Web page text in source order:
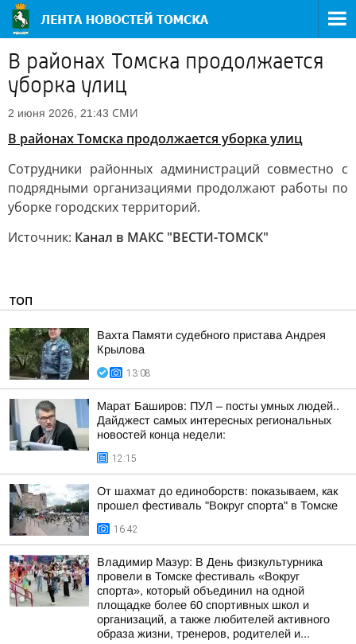
В районах Томска продолжается
уборка улиц
2 июня 2026, 21:43 СМИ
В районах Томска продолжается уборка улиц
Сотрудники районных администраций совместно с
подрядными организациями продолжают работы по
уборке городских территорий.
Источник: Канал в МАКС "ВЕСТИ-ТОМСК"
ТОП
Вахта Памяти судебного пристава Андрея
Крылова
13:08
Марат Баширов: ПУЛ – посты умных людей..
Дайджест самых интересных региональных
новостей конца недели:
12:15
От шахмат до единоборств: показываем, как
прошел фестиваль "Вокруг спорта" в Томске
16:42
Владимир Мазур: В День физкультурника
провели в Томске фестиваль «Вокруг
спорта», который объединил на одной
площадке более 60 спортивных школ и
организаций, а также любителей активного
образа жизни, тренеров, родителей и...